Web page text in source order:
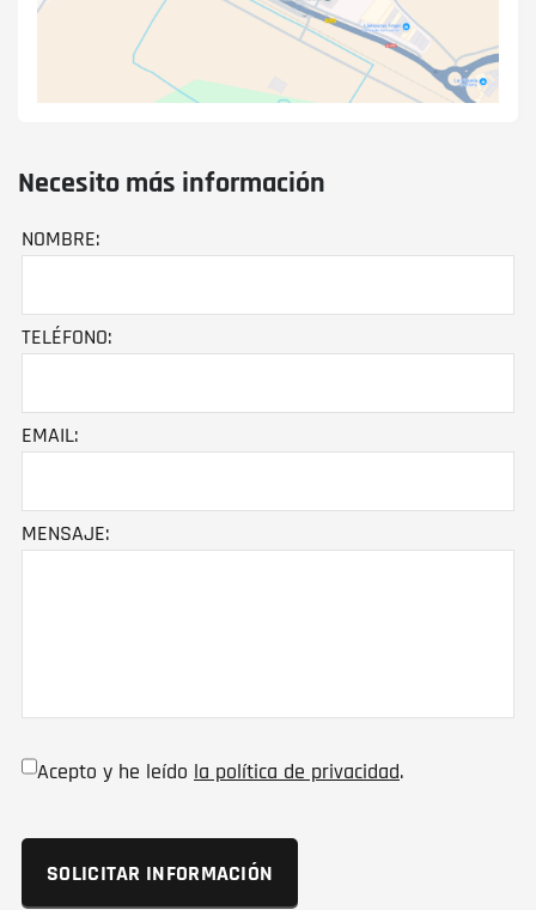
Necesito más información
NOMBRE:
TELÉFONO:
EMAIL:
MENSAJE:
Acepto y he leído la política de privacidad.